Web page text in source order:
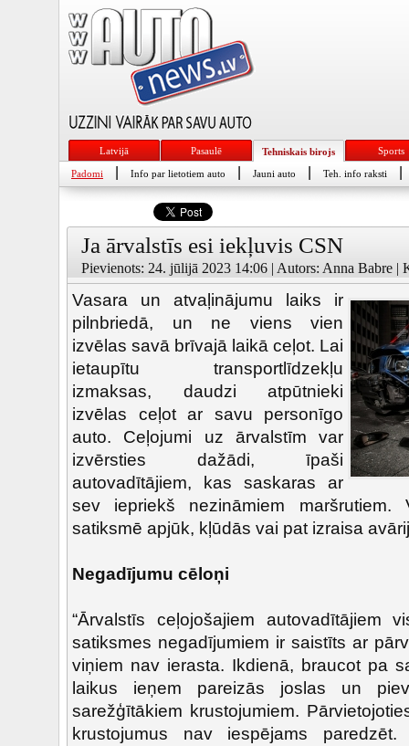
Latvijā Pasaulē Tehniskais birojs Sports
Padomi Info par lietotiem auto Jauni auto Teh. info raksti
Ja ārvalstīs esi iekļuvis CSN
Pievienots: 24. jūlijā 2023 14:06 | Autors: Anna Babre |
Vasara un atvaļinājumu laiks ir
pilnbriedā, un ne viens vien
izvēlas savā brīvajā laikā ceļot. Lai
ietaupītu transportlīdzekļu
izmaksas, daudzi atpūtnieki
izvēlas ceļot ar savu personīgo
auto. Ceļojumi uz ārvalstīm var
izvērsties dažādi, īpaši
autovadītājiem, kas saskaras ar
sev iepriekš nezināmiem maršrutiem.
satiksmē apjūk, kļūdās vai pat izraisa
Negadījumu cēloņi
“Ārvalstīs ceļojošajiem autovadītājiem
satiksmes negadījumiem ir saistīts ar
viņiem nav ierasta. Ikdienā, braucot pa
laikus ieņem pareizās joslas un
sarežģītākiem krustojumiem.
krustojumus nav iespējams paredzēt.